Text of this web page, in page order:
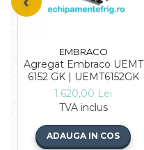
EMBRACO
Agregat Embraco UEMT
6152 GK | UEMT6152GK
1.620,00 Lei
TVA inclus
ADAUGA IN COS